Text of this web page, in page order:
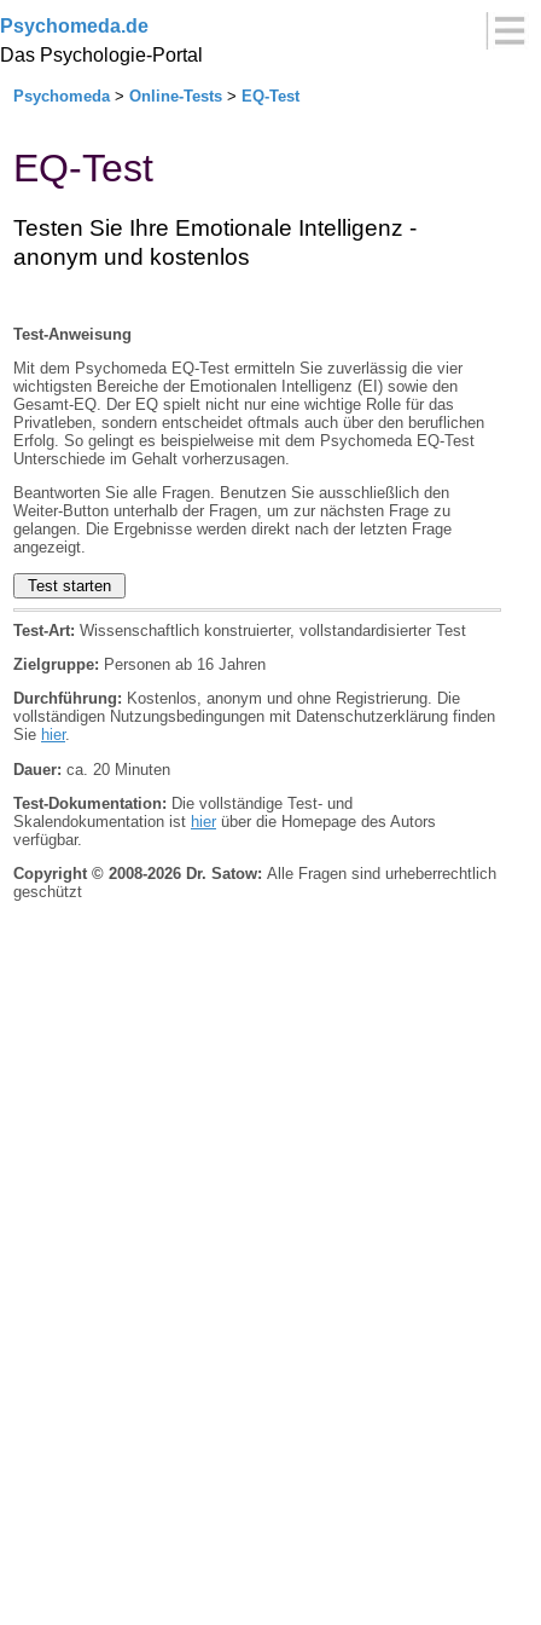
Psychomeda.de
Das Psychologie-Portal
Psychomeda>Online-Tests > EQ-Test
EQ-Test
Testen Sie Ihre Emotionale Intelligenz -
anonym und kostenlos